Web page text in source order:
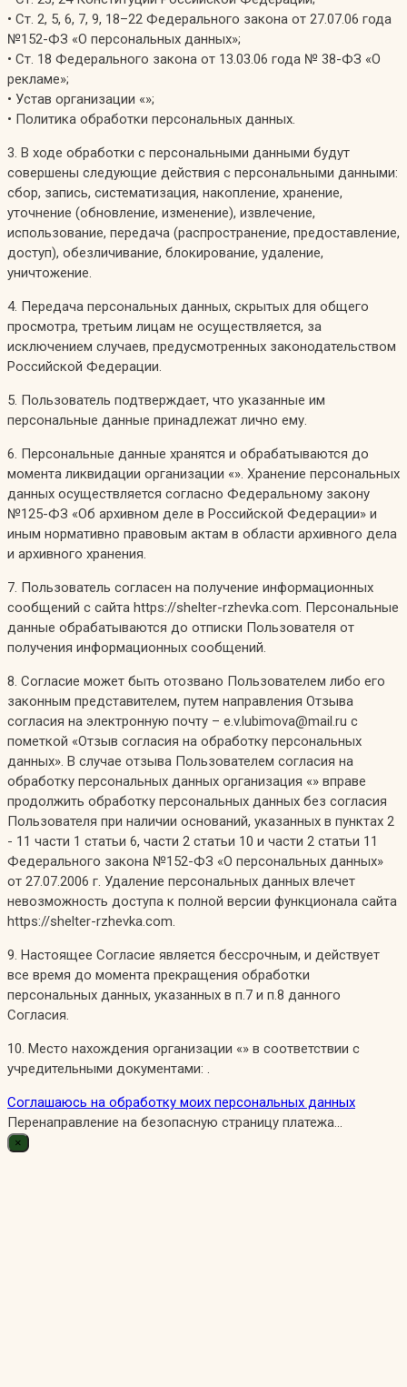
• Ст. 2, 5, 6, 7, 9, 18–22 Федерального закона от 27.07.06 года
№152-ФЗ «О персональных данных»;
• Ст. 18 Федерального закона от 13.03.06 года № 38-ФЗ «О
рекламе»;
• Устав организации «»;
• Политика обработки персональных данных.
3. В ходе обработки с персональными данными будут
совершены следующие действия с персональными данными:
сбор, запись, систематизация, накопление, хранение,
уточнение (обновление, изменение), извлечение,
использование, передача (распространение, предоставление,
доступ), обезличивание, блокирование, удаление,
уничтожение.
4. Передача персональных данных, скрытых для общего
просмотра, третьим лицам не осуществляется, за
исключением случаев, предусмотренных законодательством
Российской Федерации.
5. Пользователь подтверждает, что указанные им
персональные данные принадлежат лично ему.
6. Персональные данные хранятся и обрабатываются до
момента ликвидации организации «». Хранение персональных
данных осуществляется согласно Федеральному закону
№125-ФЗ «Об архивном деле в Российской Федерации» и
иным нормативно правовым актам в области архивного дела
и архивного хранения.
7. Пользователь согласен на получение информационных
сообщений с сайта https://shelter-rzhevka.com. Персональные
данные обрабатываются до отписки Пользователя от
получения информационных сообщений.
8. Согласие может быть отозвано Пользователем либо его
законным представителем, путем направления Отзыва
согласия на электронную почту – e.v.lubimova@mail.ru с
пометкой «Отзыв согласия на обработку персональных
данных». В случае отзыва Пользователем согласия на
обработку персональных данных организация «» вправе
продолжить обработку персональных данных без согласия
Пользователя при наличии оснований, указанных в пунктах 2
- 11 части 1 статьи 6, части 2 статьи 10 и части 2 статьи 11
Федерального закона №152-ФЗ «О персональных данных»
от 27.07.2006 г. Удаление персональных данных влечет
невозможность доступа к полной версии функционала сайта
https://shelter-rzhevka.com.
9. Настоящее Согласие является бессрочным, и действует
все время до момента прекращения обработки
персональных данных, указанных в п.7 и п.8 данного
Согласия.
10. Место нахождения организации «» в соответствии с
учредительными документами: .
Соглашаюсь на обработку моих персональных данных
Перенаправление на безопасную страницу платежа...
×